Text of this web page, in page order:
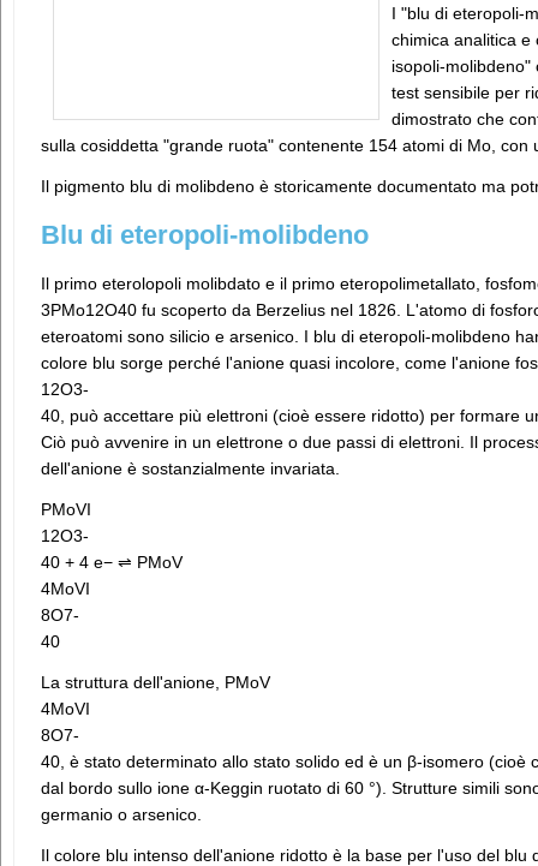
I "blu di eteropoli-
chimica analitica e
isopoli-molibdeno"
test sensibile per
dimostrato che
sulla cosiddetta "grande ruota" contenente 154 atomi di Mo, con
Il pigmento blu di molibdeno è storicamente documentato ma
Blu di eteropoli-molibdeno
Il primo eterolopoli molibdato e il primo eteropolimetallato,
3PMo12O40 fu scoperto da Berzelius nel 1826. L'atomo di
eteroatomi sono silicio e arsenico. I blu di eteropoli-molibdeno
colore blu sorge perché l'anione quasi incolore, come l'anione
12O3-
40, può accettare più elettroni (cioè essere ridotto) per formare
Ciò può avvenire in un elettrone o due passi di elettroni. Il
dell'anione è sostanzialmente invariata.
PMoVI
12O3-
40 + 4 e− ⇌ PMoV
4MoVI
8O7-
40
La struttura dell'anione, PMoV
4MoVI
8O7-
40, è stato determinato allo stato solido ed è un β-isomero (cioè
dal bordo sullo ione α-Keggin ruotato di 60 °). Strutture simili
germanio o arsenico.
Il colore blu intenso dell'anione ridotto è la base per l'uso del